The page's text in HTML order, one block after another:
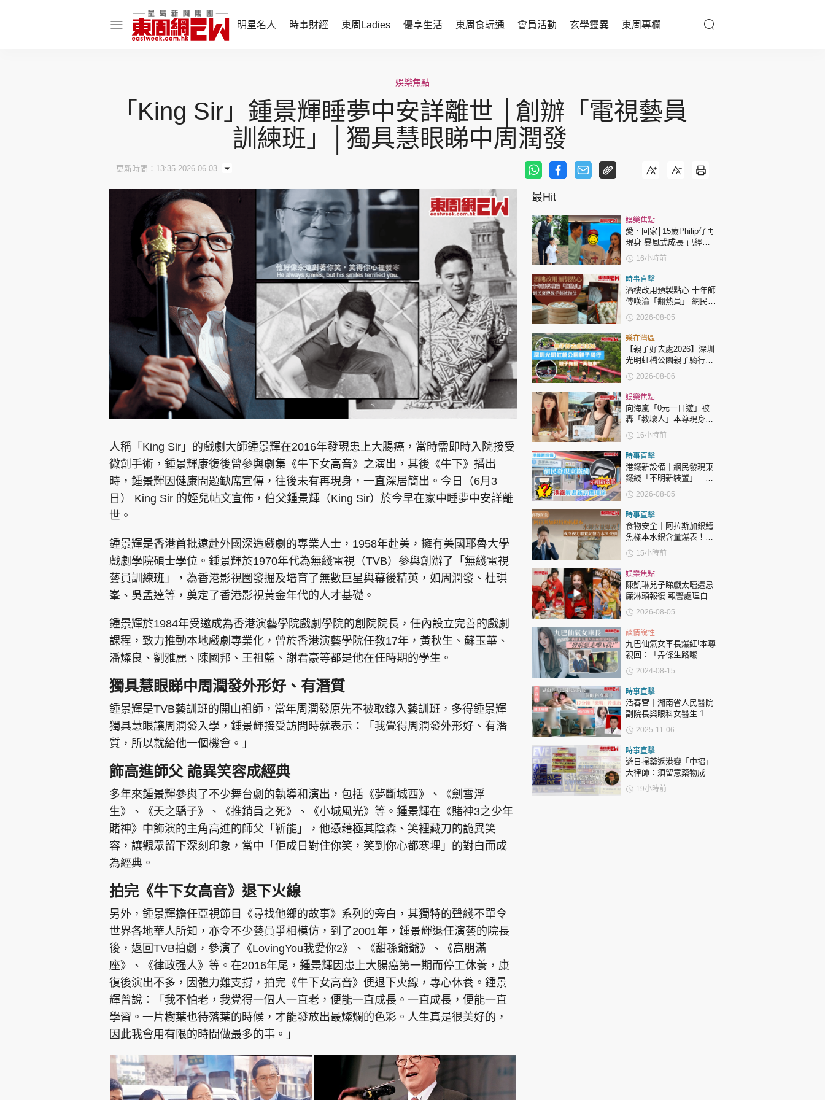
明星名人 時事財經 東周Ladies 優享生活 東周食玩通 會員活動 玄學靈異 東周專欄
話題人物 財經智庫
焦點人物
時尚生活
健康醫美
親子天地
與寵同行
東周食玩通
樂在灣區
飲食玩樂
會員活動
東周JETSO
玄學靈異
智富天下 李居明
神機妙算 李丞責
緣來有理 麥玲玲
鬼靈精怪 威師兄
娛樂名人
文化藝術
時政財經
健康生活
飲食旅遊
集團旗下品牌
東周刊 cazbuyer 東Touch PCM 電腦廣場 星島環球 The Standard 親子王
Oh!爸媽 JobMarket 頭條搵工 EDUPLUS
關於我們 Copyright © 東周網 版權所有 . 不得轉載 ©Eastweek.com.hk. All rights reserved.
娛樂焦點
「King Sir」鍾景輝睡夢中安詳離世 │創辦「電視藝員
訓練班」│獨具慧眼睇中周潤發
更新時間：13:35 2026-06-03
人稱「King Sir」的戲劇大師鍾景輝在2016年發現患上大腸癌，當時需即時入院接受
微創手術，鍾景輝康復後曾參與劇集《牛下女高音》之演出，其後《牛下》播出
時，鍾景輝因健康問題缺席宣傳，往後未有再現身，一直深居簡出。今日（6月3
日） King Sir 的姪兒帖文宣佈，伯父鍾景輝（King Sir）於今早在家中睡夢中安詳離
世。
鍾景輝是香港首批遠赴外國深造戲劇的專業人士，1958年赴美，擁有美國耶魯大學
戲劇學院碩士學位。鍾景輝於1970年代為無綫電視（TVB）參與創辦了「無綫電視
藝員訓練班」，為香港影視圈發掘及培育了無數巨星與幕後精英，如周潤發、杜琪
峯、吳孟達等，奠定了香港影視黃金年代的人才基礎。
鍾景輝於1984年受邀成為香港演藝學院戲劇學院的創院院長，任內設立完善的戲劇
課程，致力推動本地戲劇專業化，曾於香港演藝學院任教17年，黃秋生、蘇玉華、
潘燦良、劉雅麗、陳國邦、王祖藍、謝君豪等都是他在任時期的學生。
獨具慧眼睇中周潤發外形好、有潛質
鍾景輝是TVB藝訓班的開山祖師，當年周潤發原先不被取錄入藝訓班，多得鍾景輝
獨具慧眼讓周潤發入學，鍾景輝接受訪問時就表示：「我覺得周潤發外形好、有潛
質，所以就給他一個機會。」
飾高進師父 詭異笑容成經典
多年來鍾景輝參與了不少舞台劇的執導和演出，包括《夢斷城西》、《劍雪浮
生》、《天之驕子》、《推銷員之死》、《小城風光》等。鍾景輝在《賭神3之少年
賭神》中飾演的主角高進的師父「靳能」，他憑藉極其陰森、笑裡藏刀的詭異笑
容，讓觀眾留下深刻印象，當中「佢成日對住你笑，笑到你心都寒埋」的對白而成
為經典。
拍完《牛下女高音》退下火線
另外，鍾景輝擔任亞視節目《尋找他鄉的故事》系列的旁白，其獨特的聲綫不單令
世界各地華人所知，亦令不少藝員爭相模仿，到了2001年，鍾景輝退任演藝的院長
後，返回TVB拍劇，參演了《LovingYou我愛你2》、《甜孫爺爺》、《高朋滿
座》、《律政强人》等。在2016年尾，鍾景輝因患上大腸癌第一期而停工休養，康
復後演出不多，因體力難支撐，拍完《牛下女高音》便退下火線，專心休養。鍾景
輝曾說：「我不怕老，我覺得一個人一直老，便能一直成長。一直成長，便能一直
學習。一片樹葉也待落葉的時候，才能發放出最燦爛的色彩。人生真是很美好的，
因此我會用有限的時間做最多的事。」
最Hit
娛樂焦點
愛．回家│15歲Philip仔再
現身 暴風式成長 已經高
過「三太」樊亦敏！
16小時前
時事直擊
酒樓改用預製點心 十年師
傅嘆淪「翻熱員」 網民憂
傳統手藝被淘汰
2026-08-05
樂在灣區
【親子好去處2026】深圳
光明虹橋公園親子騎行：
「電助力黃包車」2小時
環湖
2026-08-06
娛樂焦點
向海嵐「0元一日遊」被
轟「教壞人」本尊現身回
應網民
16小時前
時事直擊
港鐵新設備｜網民發現東
鐵綫「不明新裝置」 港
鐵解畫新設備用途
2026-08-05
時事直擊
食物安全｜阿拉斯加銀鱈
魚樣本水銀含量爆表！或
令視力聽覺記憶力永久受
損
15小時前
娛樂焦點
陳凱琳兒子睇戲太嘈遭忌
廉淋頭報復 報警處理自責
護子不力 歐錦棠陳倩揚齊
表態「媽媽有責任」
2026-08-05
談情說性
九巴仙氣女車長爆紅!本尊
親回：「畀條生路嚟
行！」 反擊樣衰晒Benz
惡評：「發窮惡走嚟X
我！」
2024-08-15
時事直擊
活春宮｜湖南省人民醫院
副院長與眼科女醫生 17
分鐘「激戰」片流出 動作
露骨 網上瘋傳
2025-11-06
時事直擊
遊日掃藥返港變「中招」
大律師：須留意藥物成分
自用代購都唔係護身符
19小時前